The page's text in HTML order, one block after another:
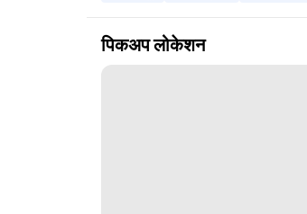
पिकअप लोकेशन